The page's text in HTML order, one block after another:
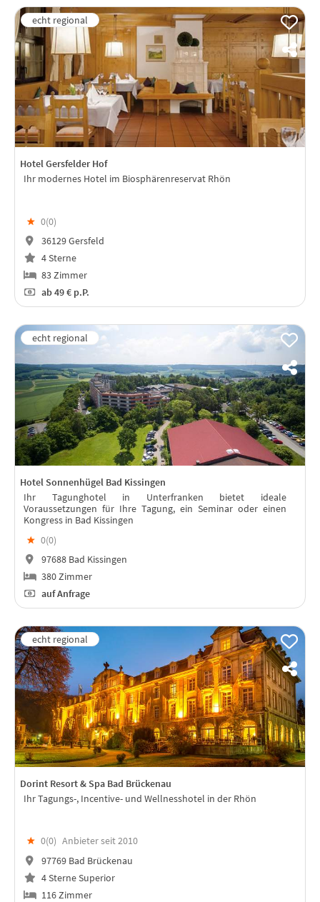
Hotel Gersfelder Hof
Ihr modernes Hotel im Biosphärenreservat Rhön
★ 0(0)
36129 Gersfeld
4 Sterne
83 Zimmer
ab49 € p.P.
Hotel Sonnenhügel Bad Kissingen
Ihr Tagunghotel in Unterfranken bietet ideale
Voraussetzungen für Ihre Tagung, ein Seminar oder einen
Kongress in Bad Kissingen
★ 0(0)
97688 Bad Kissingen
380 Zimmer
auf Anfrage
Dorint Resort & Spa Bad Brückenau
Ihr Tagungs-, Incentive- und Wellnesshotel in der Rhön
★ 0(0) Anbieter seit 2010
97769 Bad Brückenau
4 Sterne Superior
116 Zimmer